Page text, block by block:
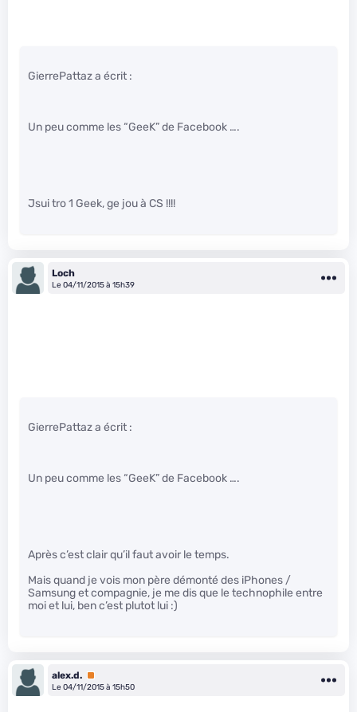
GierrePattaz a écrit :
Un peu comme les “GeeK” de Facebook ….
Jsui tro 1 Geek, ge jou à CS !!!!
Loch
Le 04/11/2015 à 15h39
GierrePattaz a écrit :
Un peu comme les “GeeK” de Facebook ….
Après c’est clair qu’il faut avoir le temps.
Mais quand je vois mon père démonté des iPhones /
Samsung et compagnie, je me dis que le technophile entre
moi et lui, ben c’est plutot lui :)
alex.d. Premium
Le 04/11/2015 à 15h50